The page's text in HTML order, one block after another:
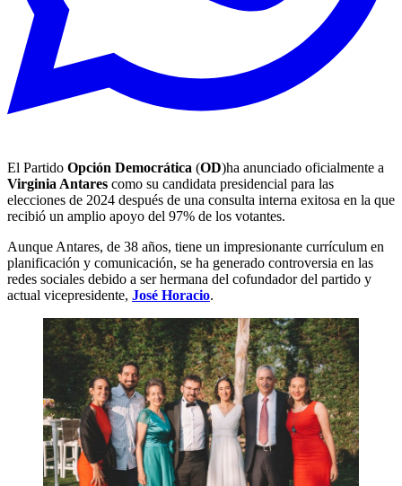
El Partido Opción Democrática (OD)ha anunciado oficialmente a
Virginia Antares como su candidata presidencial para las
elecciones de 2024 después de una consulta interna exitosa en la que
recibió un amplio apoyo del 97% de los votantes.
Aunque Antares, de 38 años, tiene un impresionante currículum en
planificación y comunicación, se ha generado controversia en las
redes sociales debido a ser hermana del cofundador del partido y
actual vicepresidente, José Horacio.